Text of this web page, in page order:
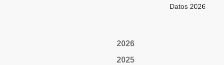
Datos 2026
2026
2025